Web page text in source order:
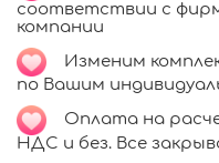
соответствии с
компании
Изменим
по Вашим
Оплата на
НДС и без. Все